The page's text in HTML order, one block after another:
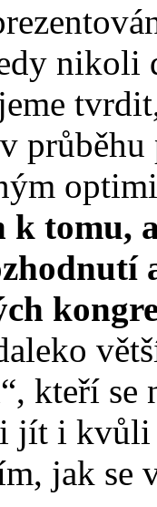
nikoli
k tomu,
kteří se
i kvůli
jak se